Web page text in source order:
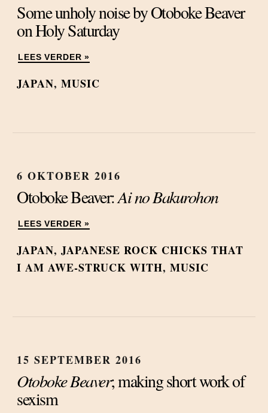
Some unholy noise by Otoboke Beaver
on Holy Saturday
LEES VERDER »
JAPAN, MUSIC
6 OKTOBER 2016
Otoboke Beaver:Ai no Bakurohon
LEES VERDER »
JAPAN, JAPANESE ROCK CHICKS THAT
I AM AWE-STRUCK WITH, MUSIC
15 SEPTEMBER 2016
Otoboke Beaver; making short work of
sexism